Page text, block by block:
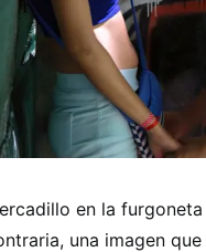
en la
una imagen